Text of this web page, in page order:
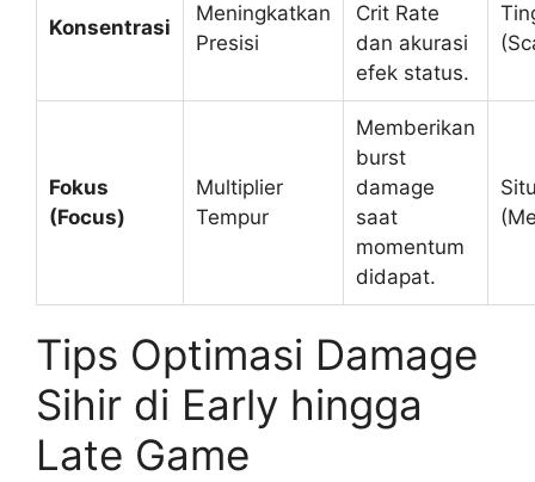
Konsentrasi
Meningkatkan
Presisi
Crit Rate
dan akurasi
efek status.
Fokus
(Focus)
Multiplier
Tempur
Memberikan
burst
damage
saat
momentum
didapat.
Tips Optimasi Damage
Sihir di Early hingga
Late Game